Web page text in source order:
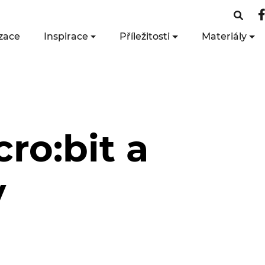
Inspirace Příležitosti Materiály
a